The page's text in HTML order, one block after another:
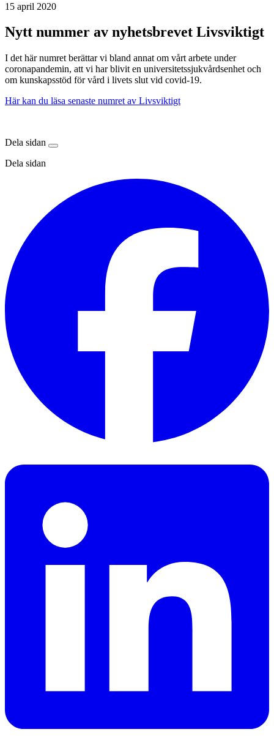
15 april 2020
Nytt nummer av nyhetsbrevet Livsviktigt
I det här numret berättar vi bland annat om vårt arbete under
coronapandemin, att vi har blivit en universitetssjukvårdsenhet och
om kunskapsstöd för vård i livets slut vid covid-19.
Här kan du läsa senaste numret av Livsviktigt
Dela sidan
Dela sidan